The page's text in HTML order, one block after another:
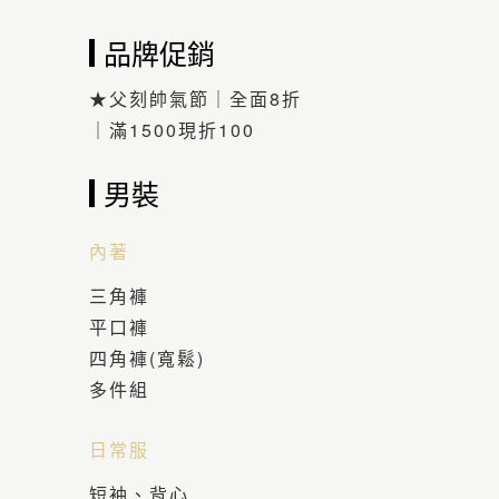
品牌促銷
★父刻帥氣節｜全面8折
｜滿1500現折100
男裝
內著
三角褲
平口褲
四角褲(寬鬆)
多件組
日常服